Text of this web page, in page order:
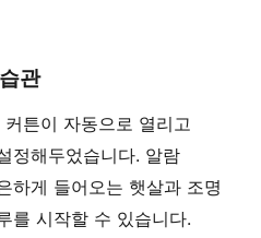
관
튼이 자동으로 열리고
정해두었습니다. 알람
하게 들어오는 햇살과 조명
를 시작할 수 있습니다.